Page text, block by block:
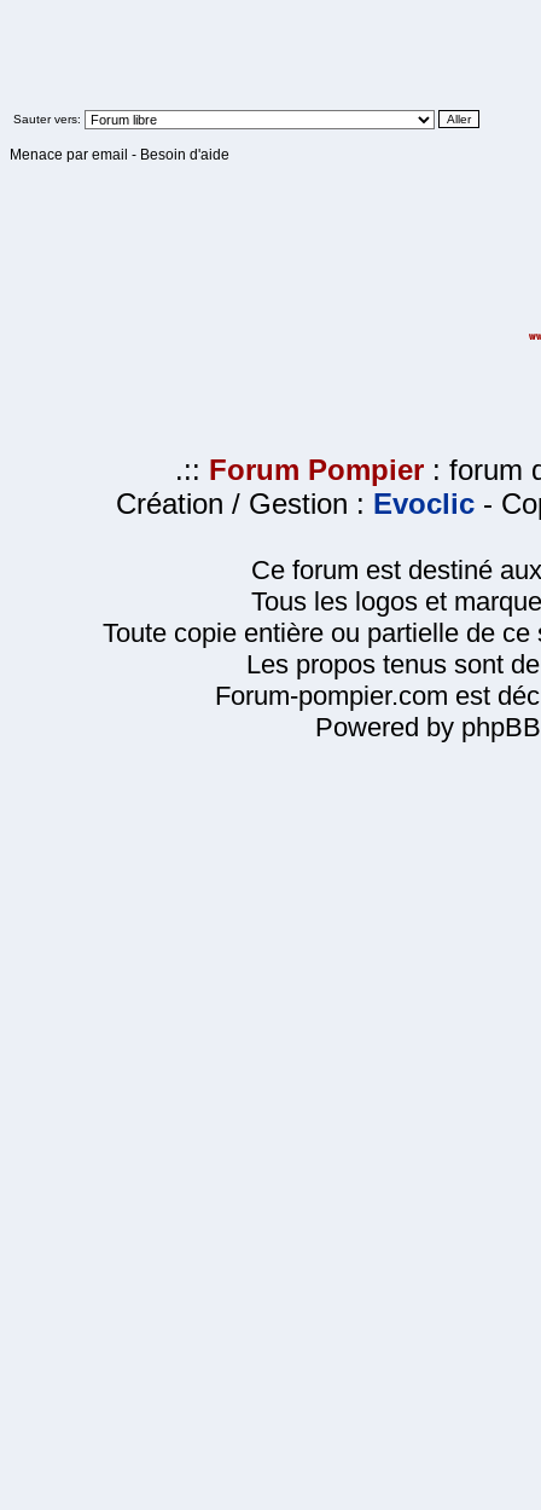
Sauter vers:
Menace par email - Besoin d'aide
.:: Forum Pompier : forum
Création / Gestion : Evoclic -
Ce forum est destiné
Tous les logos et
Toute copie entière ou partielle de
Les propos tenus sont
Forum-pompier.com est
Powered by